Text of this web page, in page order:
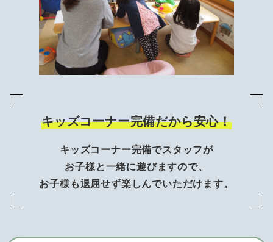
キッズコーナー完備だから安心！
キッズコーナー完備でスタッフが
お子様と一緒に遊びますので、
お子様も退屈せず楽しんでいただけます。